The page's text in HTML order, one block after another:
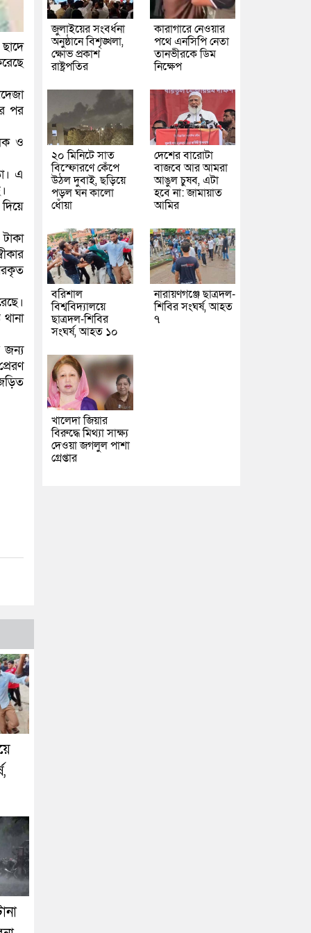
পর
ও
এ
জন্য
জুলাইয়ের সংবর্ধনা
অনুষ্ঠানে বিশৃঙ্খলা,
ক্ষোভ প্রকাশ
রাষ্ট্রপতির
কারাগারে নেওয়ার
পথে এনসিপি নেতা
তানভীরকে ডিম
নিক্ষেপ
২০ মিনিটে সাত
বিস্ফোরণে কেঁপে
উঠল দুবাই, ছড়িয়ে
পড়ল ঘন কালো
ধোঁয়া
দেশের বারোটা
বাজবে আর আমরা
আঙুল চুষব, এটা
হবে না: জামায়াত
আমির
বরিশাল
বিশ্ববিদ্যালয়ে
ছাত্রদল-শিবির
সংঘর্ষ, আহত ১০
নারায়ণগঞ্জে ছাত্রদল-
শিবির সংঘর্ষ, আহত
৭
খালেদা জিয়ার
বিরুদ্ধে মিথ্যা সাক্ষ্য
দেওয়া জগলুল পাশা
গ্রেপ্তার